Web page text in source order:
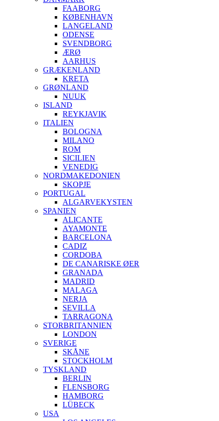
FAABORG
KØBENHAVN
LANGELAND
ODENSE
SVENDBORG
ÆRØ
AARHUS
GRÆKENLAND
KRETA
GRØNLAND
NUUK
ISLAND
REYKJAVIK
ITALIEN
BOLOGNA
MILANO
ROM
SICILIEN
VENEDIG
NORDMAKEDONIEN
SKOPJE
PORTUGAL
ALGARVEKYSTEN
SPANIEN
ALICANTE
AYAMONTE
BARCELONA
CADIZ
CORDOBA
DE CANARISKE ØER
GRANADA
MADRID
MALAGA
NERJA
SEVILLA
TARRAGONA
STORBRITANNIEN
LONDON
SVERIGE
SKÅNE
STOCKHOLM
TYSKLAND
BERLIN
FLENSBORG
HAMBORG
LÜBECK
USA